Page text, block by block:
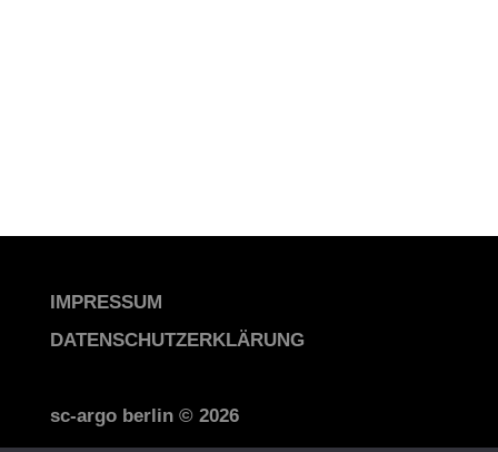
IMPRESSUM
DATENSCHUTZERKLÄRUNG
sc-argo berlin © 2026